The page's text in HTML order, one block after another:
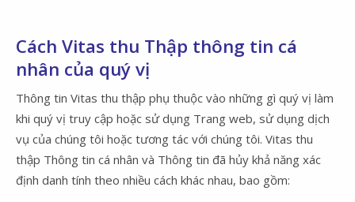
Cách Vitas thu Thập thông tin cá
nhân của quý vị
Thông tin Vitas thu thập phụ thuộc vào những gì quý vị làm
khi quý vị truy cập hoặc sử dụng Trang web, sử dụng dịch
vụ của chúng tôi hoặc tương tác với chúng tôi. Vitas thu
thập Thông tin cá nhân và Thông tin đã hủy khả năng xác
định danh tính theo nhiều cách khác nhau, bao gồm: